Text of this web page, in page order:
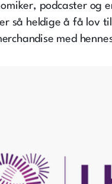
podcaster og
så heldige å få lov
med